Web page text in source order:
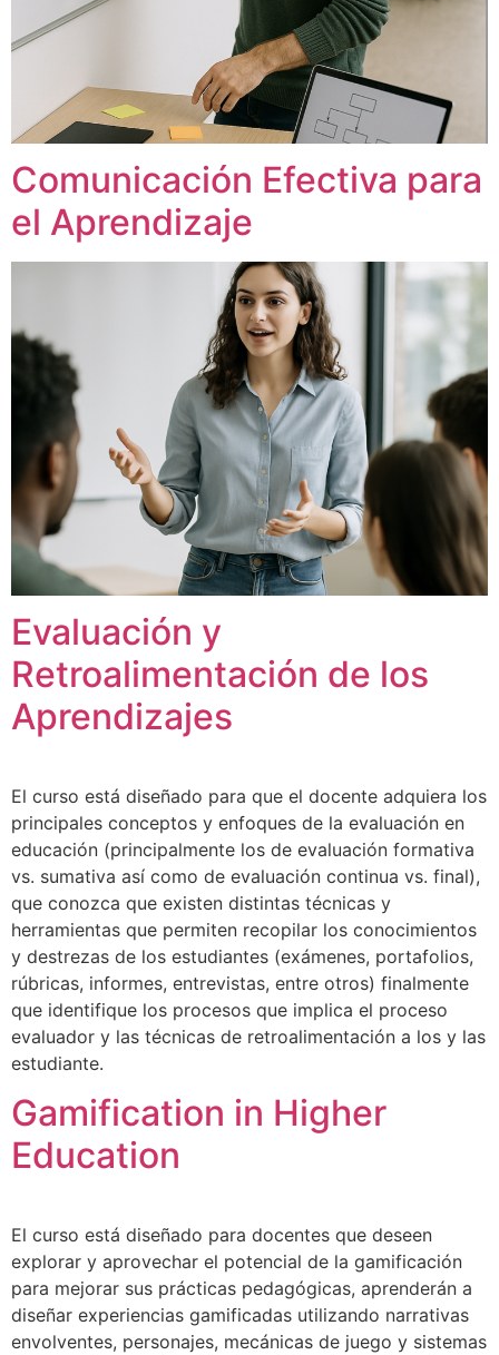
Comunicación Efectiva para
el Aprendizaje
Evaluación y
Retroalimentación de los
Aprendizajes
El curso está diseñado para que el docente adquiera los
principales conceptos y enfoques de la evaluación en
educación (principalmente los de evaluación formativa
vs. sumativa así como de evaluación continua vs. final),
que conozca que existen distintas técnicas y
herramientas que permiten recopilar los conocimientos
y destrezas de los estudiantes (exámenes, portafolios,
rúbricas, informes, entrevistas, entre otros) finalmente
que identifique los procesos que implica el proceso
evaluador y las técnicas de retroalimentación a los y las
estudiante.
Gamification in Higher
Education
El curso está diseñado para docentes que deseen
explorar y aprovechar el potencial de la gamificación
para mejorar sus prácticas pedagógicas, aprenderán a
diseñar experiencias gamificadas utilizando narrativas
envolventes, personajes, mecánicas de juego y sistemas